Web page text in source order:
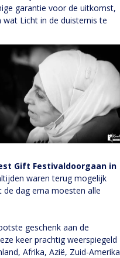
garantie voor de uitkomst,
Licht in de duisternis te
Gift Festivaldoorgaan in
waren terug mogelijk
dag erna moesten alle
geschenk aan de
keer prachtig weerspiegeld
Afrika, Azië, Zuid-Amerika